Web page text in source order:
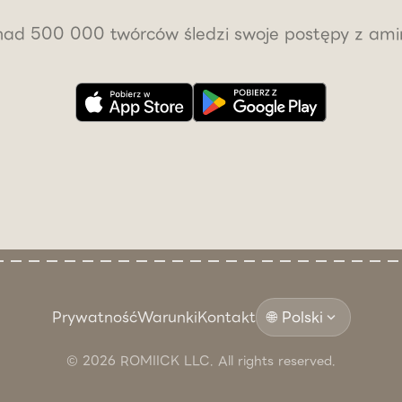
500 000 twórców śledzi swoje postępy z
PrywatnośćWarunkiKontakt 🌐 Polski expand_more
© 2026 ROMIICK LLC. All rights reserved.